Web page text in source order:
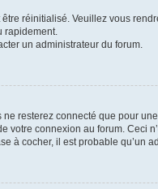
réinitialisé. Veuillez vous
rapidement.
un administrateur du forum.
resterez connecté que pour
connexion au forum. Ceci
à cocher, il est probable qu’un